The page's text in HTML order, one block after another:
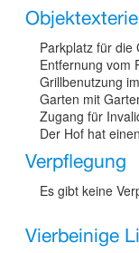
Parkplatz für die
Entfernung vom
Grillbenutzung
Garten mit
Zugang für
Der Hof hat
Verpflegung
Es gibt keine
Vierbeinige